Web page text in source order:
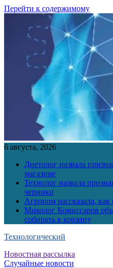
Перейти к содержимому
6 августа, 2026
Диетолог назвала
магазине
Технолог назвала
черники
Агроном рассказала,
Миколог Комиссаров
собирать в корзину
Технологический
Новостная рассылка
Случайные новости